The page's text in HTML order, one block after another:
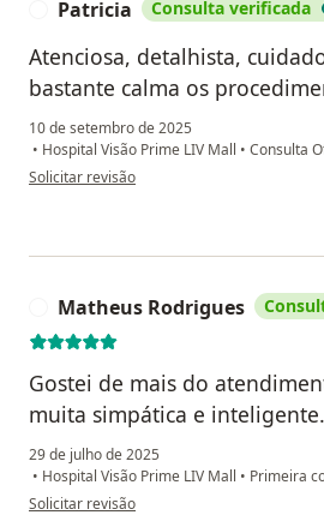
Patricia Consulta verificada
Atenciosa, detalhista,
bastante calma os
10 de setembro de 2025
• Hospital Visão Prime LIV Mall • Consulta
na opinião do utilizador Patricia
Solicitar revisão
Matheus Rodrigues
Gostei de mais do
muita simpática e inteligente.
29 de julho de 2025
• Hospital Visão Prime LIV Mall • Primeira
na opinião do utilizador Matheus Rodrigues
Solicitar revisão